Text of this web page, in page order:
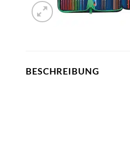
BESCHREIBUNG